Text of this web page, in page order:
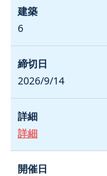
6
2026/9/14
詳細